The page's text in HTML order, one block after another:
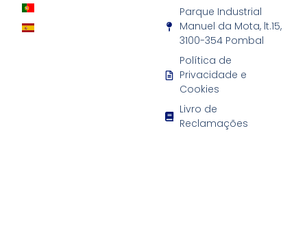
Parque Industrial
Manuel da Mota, lt.15,
3100-354 Pombal
Política de
Privacidade e
Cookies
Livro de
Reclamações